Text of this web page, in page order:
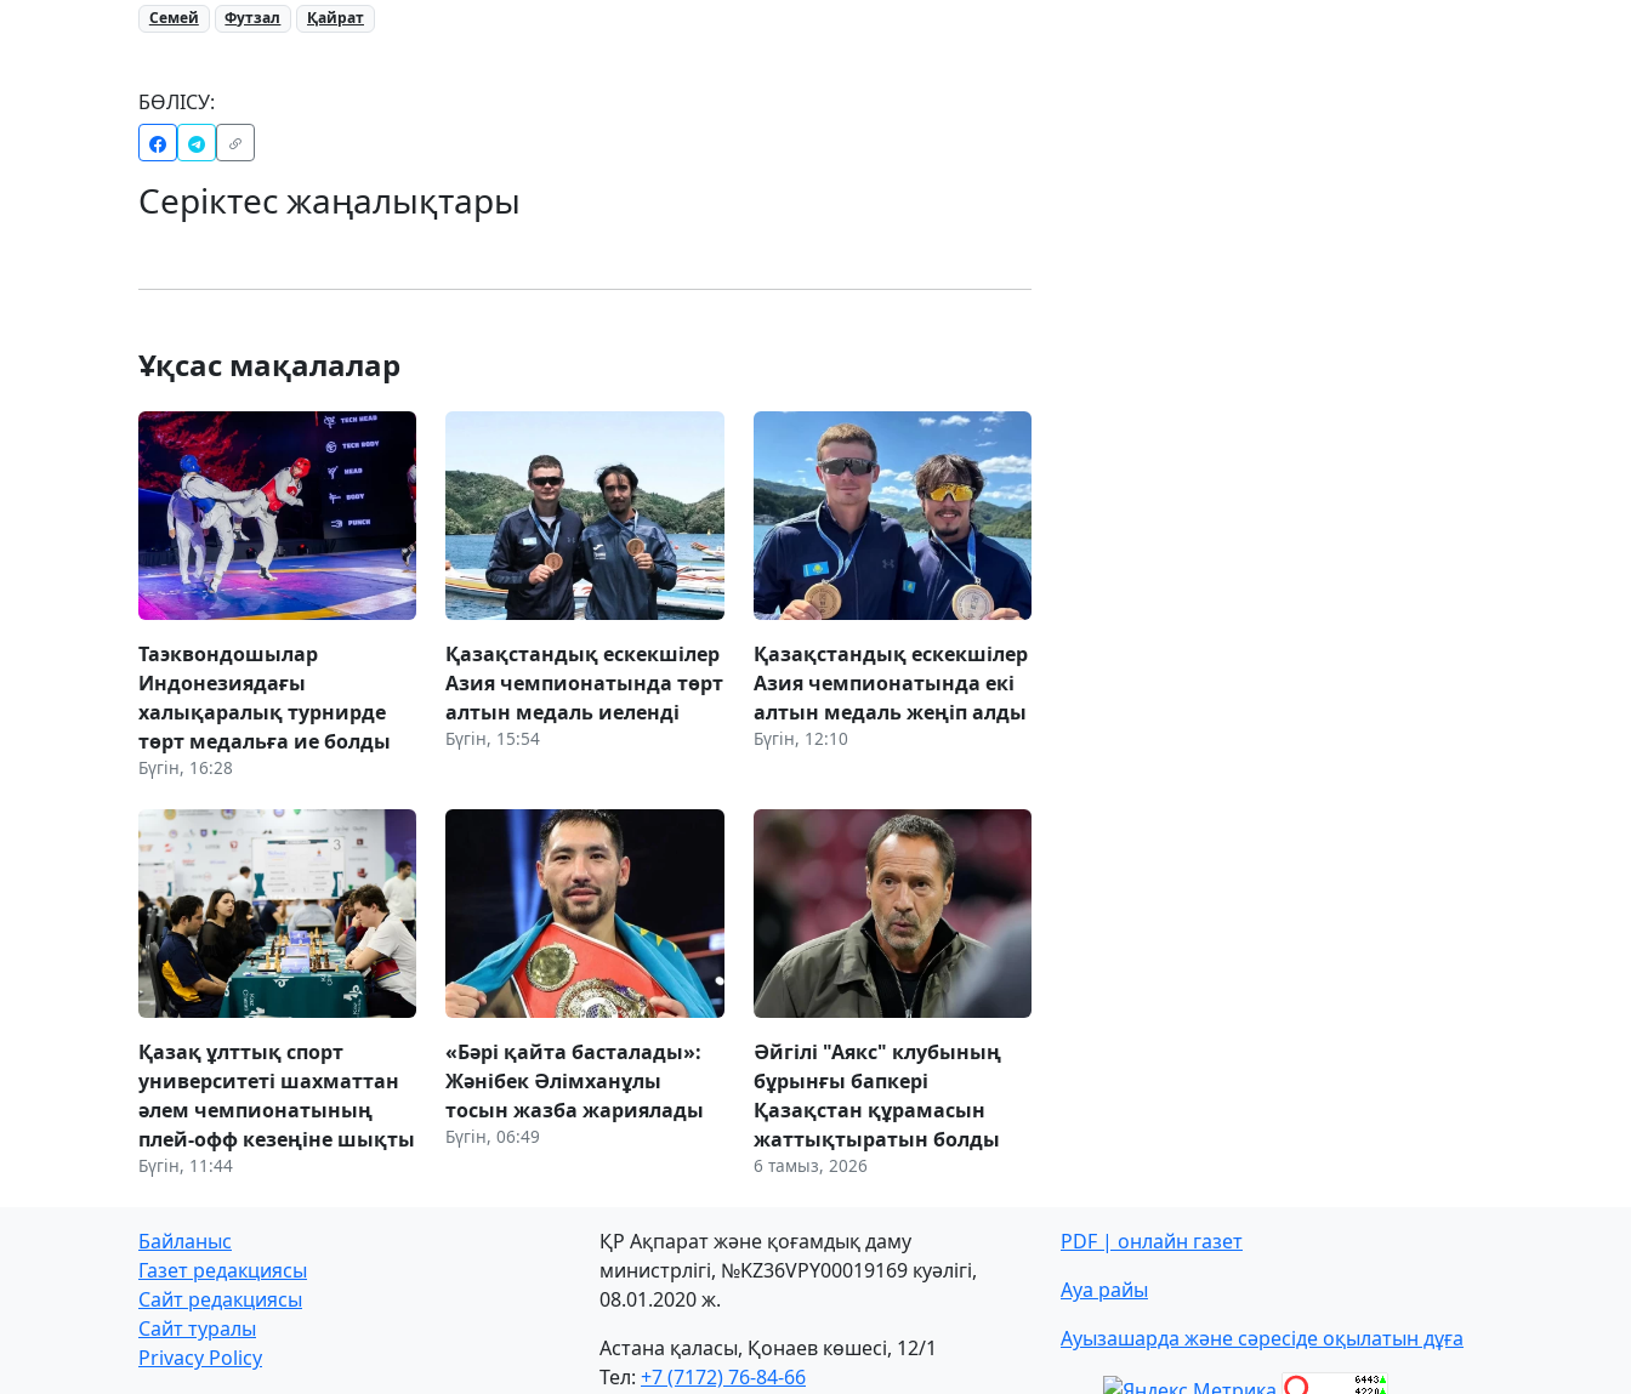
Семей Футзал Қайрат
БӨЛІСУ:
Серіктес жаңалықтары
Ұқсас мақалалар
Таэквондошылар
Индонезиядағы
халықаралық турнирде
төрт медальға ие болды
Бүгін, 16:28
Қазақстандық ескекшілер
Азия чемпионатында төрт
алтын медаль иеленді
Бүгін, 15:54
Қазақстандық ескекшілер
Азия чемпионатында екі
алтын медаль жеңіп алды
Бүгін, 12:10
Қазақ ұлттық спорт
университеті шахматтан
әлем чемпионатының
плей-офф кезеңіне шықты
Бүгін, 11:44
«Бәрі қайта басталады»:
Жәнібек Әлімханұлы
тосын жазба жариялады
Бүгін, 06:49
Әйгілі "Аякс" клубының
бұрынғы бапкері
Қазақстан құрамасын
жаттықтыратын болды
6 тамыз, 2026
Байланыс
Газет редакциясы
Сайт редакциясы
Сайт туралы
Privacy Policy
ҚР Ақпарат және қоғамдық даму
министрлігі, №KZ36VPY00019169 куәлігі,
08.01.2020 ж.
Астана қаласы, Қонаев көшесі, 12/1
Тел: +7 (7172) 76-84-66
PDF | онлайн газет
Ауа райы
Ауызашарда және сәресіде оқылатын дұға